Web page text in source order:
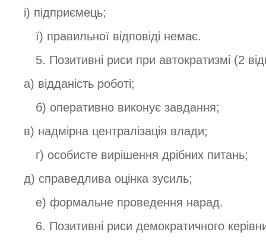
і) підприємець;
ї) правильної відповіді немає.
5. Позитивні риси при автократизмі (2
а) відданість роботі;
б) оперативно виконує завдання;
в) надмірна централізація влади;
г) особисте вирішення дрібних питань;
д) справедлива оцінка зусиль;
е) формальне проведення нарад.
6. Позитивні риси демократичного